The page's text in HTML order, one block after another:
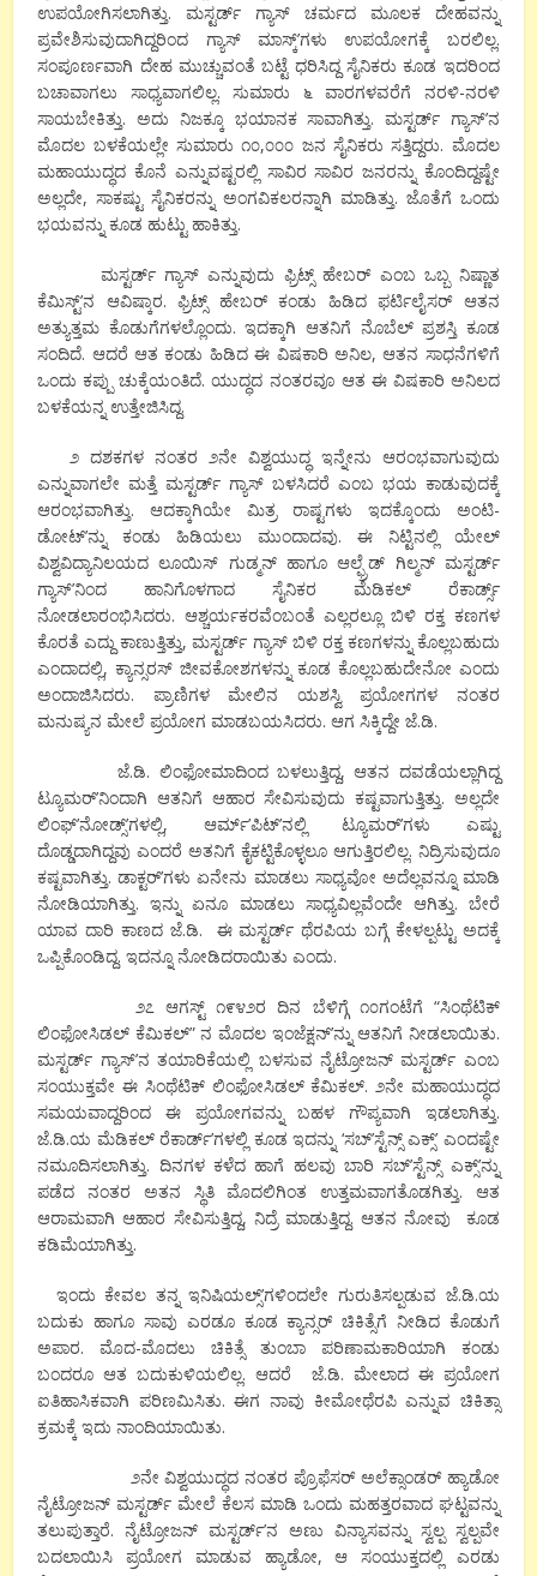
ಉಪಯೋಗಿಸಲಾಗಿತ್ತು. ಮಸ್ಟರ್ಡ್ ಗ್ಯಾಸ್ ಚರ್ಮದ ಮೂಲಕ ದೇಹವನ್ನು
ಪ್ರವೇಶಿಸುವುದಾಗಿದ್ದರಿಂದ ಗ್ಯಾಸ್ ಮಾಸ್ಕ್’ಗಳು ಉಪಯೋಗಕ್ಕೆ ಬರಲಿಲ್ಲ.
ಸಂಪೂರ್ಣವಾಗಿ ದೇಹ ಮುಚ್ಚುವಂತೆ ಬಟ್ಟೆ ಧರಿಸಿದ್ದ ಸೈನಿಕರು ಕೂಡ ಇದರಿಂದ
ಬಚಾವಾಗಲು ಸಾಧ್ಯವಾಗಲಿಲ್ಲ. ಸುಮಾರು ೬ ವಾರಗಳವರೆಗೆ ನರಳಿ-ನರಳಿ
ಸಾಯಬೇಕಿತ್ತು. ಅದು ನಿಜಕ್ಕೂ ಭಯಾನಕ ಸಾವಾಗಿತ್ತು. ಮಸ್ಟರ್ಡ್ ಗ್ಯಾಸ್’ನ
ಮೊದಲ ಬಳಕೆಯಲ್ಲೇ ಸುಮಾರು ೧೦,೦೦೦ ಜನ ಸೈನಿಕರು ಸತ್ತಿದ್ದರು. ಮೊದಲ
ಮಹಾಯುದ್ಧದ ಕೊನೆ ಎನ್ನುವಷ್ಟರಲ್ಲಿ ಸಾವಿರ ಸಾವಿರ ಜನರನ್ನು ಕೊಂದಿದ್ದಷ್ಟೇ
ಅಲ್ಲದೇ, ಸಾಕಷ್ಟು ಸೈನಿಕರನ್ನು ಅಂಗವಿಕಲರನ್ನಾಗಿ ಮಾಡಿತ್ತು. ಜೊತೆಗೆ ಒಂದು
ಭಯವನ್ನು ಕೂಡ ಹುಟ್ಟು ಹಾಕಿತ್ತು.
ಮಸ್ಟರ್ಡ್ ಗ್ಯಾಸ್ ಎನ್ನುವುದು ಫ್ರಿಟ್ಸ್ ಹೇಬರ್ ಎಂಬ ಒಬ್ಬ ನಿಷ್ಣಾತ
ಕೆಮಿಸ್ಟ್’ನ ಆವಿಷ್ಕಾರ. ಫ್ರಿಟ್ಸ್ ಹೇಬರ್ ಕಂಡು ಹಿಡಿದ ಫರ್ಟಿಲೈಸರ್ ಆತನ
ಅತ್ಯುತ್ತಮ ಕೊಡುಗೆಗಳಲ್ಲೊಂದು. ಇದಕ್ಕಾಗಿ ಆತನಿಗೆ ನೊಬೆಲ್ ಪ್ರಶಸ್ತಿ ಕೂಡ
ಸಂದಿದೆ. ಆದರೆ ಆತ ಕಂಡು ಹಿಡಿದ ಈ ವಿಷಕಾರಿ ಅನಿಲ, ಆತನ ಸಾಧನೆಗಳಿಗೆ
ಒಂದು ಕಪ್ಪು ಚುಕ್ಕೆಯಂತಿದೆ. ಯುದ್ಧದ ನಂತರವೂ ಆತ ಈ ವಿಷಕಾರಿ ಅನಿಲದ
ಬಳಕೆಯನ್ನ ಉತ್ತೇಜಿಸಿದ್ದ.
೨ ದಶಕಗಳ ನಂತರ ೨ನೇ ವಿಶ್ವಯುದ್ಧ ಇನ್ನೇನು ಆರಂಭವಾಗುವುದು
ಎನ್ನುವಾಗಲೇ ಮತ್ತೆ ಮಸ್ಟರ್ಡ್ ಗ್ಯಾಸ್ ಬಳಸಿದರೆ ಎಂಬ ಭಯ ಕಾಡುವುದಕ್ಕೆ
ಆರಂಭವಾಗಿತ್ತು. ಆದಕ್ಕಾಗಿಯೇ ಮಿತ್ರ ರಾಷ್ಟಗಳು ಇದಕ್ಕೊಂದು ಅಂಟಿ-
ಡೋಟ್’ನ್ನು ಕಂಡು ಹಿಡಿಯಲು ಮುಂದಾದವು. ಈ ನಿಟ್ಟಿನಲ್ಲಿ ಯೇಲ್
ವಿಶ್ವವಿದ್ಯಾನಿಲಯದ ಲೂಯಿಸ್ ಗುಡ್ಮನ್ ಹಾಗೂ ಆಲ್ಫ್ರೆಡ್ ಗಿಲ್ಮನ್ ಮಸ್ಟರ್ಡ್
ಗ್ಯಾಸ್’ನಿಂದ ಹಾನಿಗೊಳಗಾದ ಸೈನಿಕರ ಮೆಡಿಕಲ್ ರೆಕಾರ್ಡ್ಸ್
ನೋಡಲಾರಂಭಿಸಿದರು. ಆಶ್ಚರ್ಯಕರವೆಂಬಂತೆ ಎಲ್ಲರಲ್ಲೂ ಬಿಳಿ ರಕ್ತ ಕಣಗಳ
ಕೊರತೆ ಎದ್ದು ಕಾಣುತ್ತಿತ್ತು, ಮಸ್ಟರ್ಡ್ ಗ್ಯಾಸ್ ಬಿಳಿ ರಕ್ತ ಕಣಗಳನ್ನು ಕೊಲ್ಲಬಹುದು
ಎಂದಾದಲ್ಲಿ, ಕ್ಯಾನ್ಸರಸ್ ಜೀವಕೋಶಗಳನ್ನು ಕೂಡ ಕೊಲ್ಲಬಹುದೇನೋ ಎಂದು
ಅಂದಾಜಿಸಿದರು. ಪ್ರಾಣಿಗಳ ಮೇಲಿನ ಯಶಸ್ವಿ ಪ್ರಯೋಗಗಳ ನಂತರ
ಮನುಷ್ಯನ ಮೇಲೆ ಪ್ರಯೋಗ ಮಾಡಬಯಸಿದರು. ಆಗ ಸಿಕ್ಕಿದ್ದೇ ಜೆ.ಡಿ.
ಜೆ.ಡಿ. ಲಿಂಫೋಮಾದಿಂದ ಬಳಲುತ್ತಿದ್ದ, ಆತನ ದವಡೆಯಲ್ಲಾಗಿದ್ದ
ಟ್ಯೂಮರ್’ನಿಂದಾಗಿ ಆತನಿಗೆ ಆಹಾರ ಸೇವಿಸುವುದು ಕಷ್ಟವಾಗುತ್ತಿತ್ತು. ಅಲ್ಲದೇ
ಲಿಂಫ್’ನೋಡ್ಸ್’ಗಳಲ್ಲಿ, ಆರ್ಮ್’ಪಿಟ್’ನಲ್ಲಿ ಟ್ಯೂಮರ್’ಗಳು ಎಷ್ಟು
ದೊಡ್ಡದಾಗಿದ್ದವು ಎಂದರೆ ಅತನಿಗೆ ಕೈಕಟ್ಟಿಕೊಳ್ಳಲೂ ಆಗುತ್ತಿರಲಿಲ್ಲ. ನಿದ್ರಿಸುವುದೂ
ಕಷ್ಟವಾಗಿತ್ತು. ಡಾಕ್ಟರ್’ಗಳು ಏನೇನು ಮಾಡಲು ಸಾಧ್ಯವೋ ಅದೆಲ್ಲವನ್ನೂ ಮಾಡಿ
ನೋಡಿಯಾಗಿತ್ತು. ಇನ್ನು ಏನೂ ಮಾಡಲು ಸಾಧ್ಯವಿಲ್ಲವೆಂದೇ ಆಗಿತ್ತು. ಬೇರೆ
ಯಾವ ದಾರಿ ಕಾಣದ ಜೆ.ಡಿ. ಈ ಮಸ್ಟರ್ಡ್ ಥೆರಪಿಯ ಬಗ್ಗೆ ಕೇಳಲ್ಪಟ್ಟು ಅದಕ್ಕೆ
ಒಪ್ಪಿಕೊಂಡಿದ್ದ. ಇದನ್ನೂ ನೋಡಿದರಾಯಿತು ಎಂದು.
೨೭ ಆಗಸ್ಟ್ ೧೯೪೨ರ ದಿನ ಬೆಳಿಗ್ಗೆ ೧೦ಗಂಟೆಗೆ “ಸಿಂಥೆಟಿಕ್
ಲಿಂಫೋಸಿಡಲ್ ಕೆಮಿಕಲ್” ನ ಮೊದಲ ಇಂಜೆಕ್ಷನ್’ನ್ನು ಆತನಿಗೆ ನೀಡಲಾಯಿತು.
ಮಸ್ಟರ್ಡ್ ಗ್ಯಾಸ್’ನ ತಯಾರಿಕೆಯಲ್ಲಿ ಬಳಸುವ ನೈಟ್ರೋಜನ್ ಮಸ್ಟರ್ಡ್ ಎಂಬ
ಸಂಯುಕ್ತವೇ ಈ ಸಿಂಥೆಟಿಕ್ ಲಿಂಫೋಸಿಡಲ್ ಕೆಮಿಕಲ್. ೨ನೇ ಮಹಾಯುದ್ಧದ
ಸಮಯವಾದ್ದರಿಂದ ಈ ಪ್ರಯೋಗವನ್ನು ಬಹಳ ಗೌಪ್ಯವಾಗಿ ಇಡಲಾಗಿತ್ತು.
ಜೆ.ಡಿ.ಯ ಮೆಡಿಕಲ್ ರೆಕಾರ್ಡ್’ಗಳಲ್ಲಿ ಕೂಡ ಇದನ್ನು ‘ಸಬ್’ಸ್ಟೆನ್ಸ್ ಎಕ್ಸ್’ ಎಂದಷ್ಟೇ
ನಮೂದಿಸಲಾಗಿತ್ತು. ದಿನಗಳ ಕಳೆದ ಹಾಗೆ ಹಲವು ಬಾರಿ ಸಬ್’ಸ್ಟೆನ್ಸ್ ಎಕ್ಸ್’ನ್ನು
ಪಡೆದ ನಂತರ ಅತನ ಸ್ಥಿತಿ ಮೊದಲಿಗಿಂತ ಉತ್ತಮವಾಗತೊಡಗಿತ್ತು. ಆತ
ಆರಾಮವಾಗಿ ಆಹಾರ ಸೇವಿಸುತ್ತಿದ್ದ, ನಿದ್ರೆ ಮಾಡುತ್ತಿದ್ದ. ಆತನ ನೋವು ಕೂಡ
ಕಡಿಮೆಯಾಗಿತ್ತು.
ಇಂದು ಕೇವಲ ತನ್ನ ಇನಿಷಿಯಲ್ಸ್’ಗಳಿಂದಲೇ ಗುರುತಿಸಲ್ಪಡುವ ಜೆ.ಡಿ.ಯ
ಬದುಕು ಹಾಗೂ ಸಾವು ಎರಡೂ ಕೂಡ ಕ್ಯಾನ್ಸರ್ ಚಿಕಿತ್ಸೆಗೆ ನೀಡಿದ ಕೊಡುಗೆ
ಅಪಾರ. ಮೊದ-ಮೊದಲು ಚಿಕಿತ್ಸೆ ತುಂಬಾ ಪರಿಣಾಮಕಾರಿಯಾಗಿ ಕಂಡು
ಬಂದರೂ ಆತ ಬದುಕುಳಿಯಲಿಲ್ಲ. ಆದರೆ ಜೆ.ಡಿ. ಮೇಲಾದ ಈ ಪ್ರಯೋಗ
ಐತಿಹಾಸಿಕವಾಗಿ ಪರಿಣಮಿಸಿತು. ಈಗ ನಾವು ಕೀಮೋಥೆರಪಿ ಎನ್ನುವ ಚಿಕಿತ್ಸಾ
ಕ್ರಮಕ್ಕೆ ಇದು ನಾಂದಿಯಾಯಿತು.
೨ನೇ ವಿಶ್ವಯುದ್ಧದ ನಂತರ ಪ್ರೊಫೆಸರ್ ಅಲೆಕ್ಸಾಂಡರ್ ಹ್ಯಾಡೋ
ನೈಟ್ರೋಜನ್ ಮಸ್ಟರ್ಡ್ ಮೇಲೆ ಕೆಲಸ ಮಾಡಿ ಒಂದು ಮಹತ್ತರವಾದ ಘಟ್ಟವನ್ನು
ತಲುಪುತ್ತಾರೆ. ನೈಟ್ರೋಜನ್ ಮಸ್ಟರ್ಡ್’ನ ಅಣು ವಿನ್ಯಾಸವನ್ನು ಸ್ವಲ್ಪ ಸ್ವಲ್ಪವೇ
ಬದಲಾಯಿಸಿ ಪ್ರಯೋಗ ಮಾಡುವ ಹ್ಯಾಡೋ, ಆ ಸಂಯುಕ್ತದಲ್ಲಿ ಎರಡು